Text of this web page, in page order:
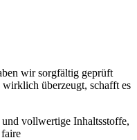
wir sorgfältig geprüft
überzeugt, schafft es
vollwertige Inhaltsstoffe,